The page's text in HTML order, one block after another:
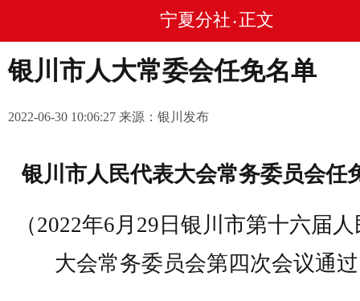
宁夏分社 • 正文
银川市人大常委会任免名单
2022-06-30 10:06:27 来源：银川发布
银川市人民代表大会常务委员会任
（2022年6月29日银川市第十六届
大会常务委员会第四次会议通